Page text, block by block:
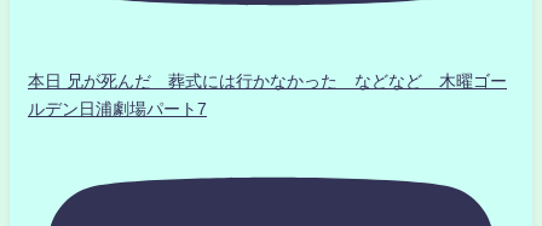
本日 兄が死んだ 葬式には行かなかった などなど 木曜ゴー
ルデン日浦劇場パート7